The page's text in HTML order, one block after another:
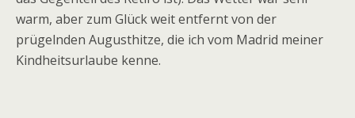
warm, aber zum Glück weit entfernt von der
prügelnden Augusthitze, die ich vom Madrid meiner
Kindheitsurlaube kenne.